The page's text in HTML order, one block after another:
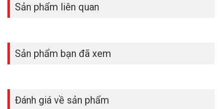
Sản phẩm liên quan
Sản phẩm bạn đã xem
Đánh giá về sản phẩm